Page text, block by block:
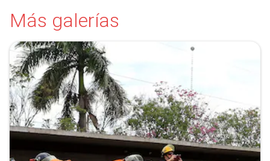
Más galerías